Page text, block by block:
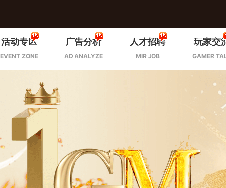
活动专区
EVENT ZONE
广告分析
AD ANALYZE
人才招聘
MIR JOB
玩家交
GAMER